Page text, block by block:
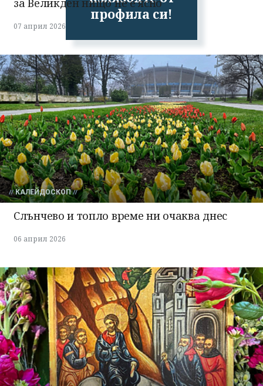
профила си!
за Великден нищо не е ясно
07 април 2026
КАЛЕЙДОСКОП
Слънчево и топло време ни очаква днес
06 април 2026